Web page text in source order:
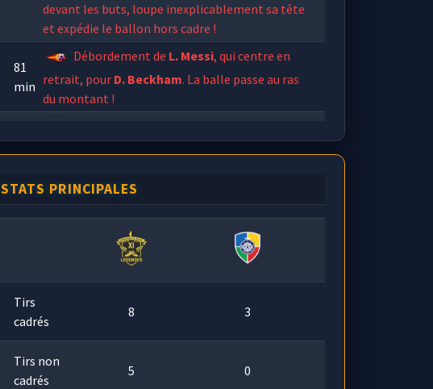
devant les buts, loupe inexplicablement sa tête
et expédie le ballon hors cadre !
81
min
Débordement de L. Messi, qui centre en
retrait, pour D. Beckham. La balle passe au ras
du montant !
équipe.
Belle passe deT. Henry_14en direction de
qui enchaîne un magnifique contrôle
suivi d'une frappe en pivot, le ballon va se loger
STATS PRINCIPALES
Tirs
cadrés
8 3
Tirs non
cadrés
5 0